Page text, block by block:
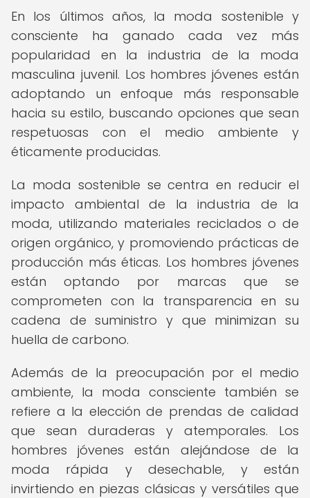
En los últimos años, la moda sostenible y
consciente ha ganado cada vez más
popularidad en la industria de la moda
masculina juvenil. Los hombres jóvenes están
adoptando un enfoque más responsable
hacia su estilo, buscando opciones que sean
respetuosas con el medio ambiente y
éticamente producidas.
La moda sostenible se centra en reducir el
impacto ambiental de la industria de la
moda, utilizando materiales reciclados o de
origen orgánico, y promoviendo prácticas de
producción más éticas. Los hombres jóvenes
están optando por marcas que se
comprometen con la transparencia en su
cadena de suministro y que minimizan su
huella de carbono.
Además de la preocupación por el medio
ambiente, la moda consciente también se
refiere a la elección de prendas de calidad
que sean duraderas y atemporales. Los
hombres jóvenes están alejándose de la
moda rápida y desechable, y están
invirtiendo en piezas clásicas y versátiles que